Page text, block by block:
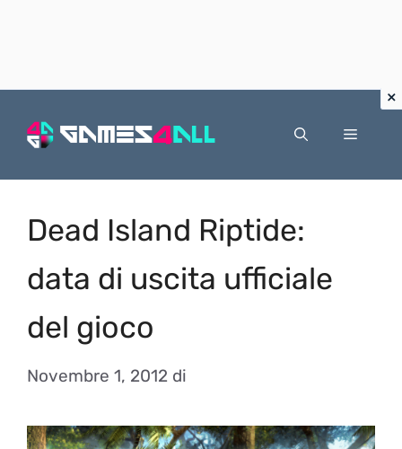
Menu
Dead Island Riptide:
data di uscita ufficiale
del gioco
Novembre 1, 2012 di